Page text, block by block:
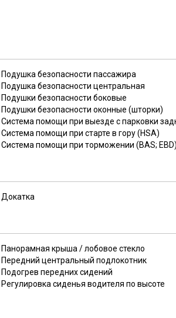
Подушка безопасности пассажира
Подушка безопасности центральная
Подушки безопасности боковые
Подушки безопасности оконные (шторки)
Система помощи при выезде с парковки
Система помощи при старте в гору (HSA)
Система помощи при торможении (BAS; EBD)
Докатка
Панорамная крыша / лобовое стекло
Передний центральный подлокотник
Подогрев передних сидений
Регулировка сиденья водителя по высоте